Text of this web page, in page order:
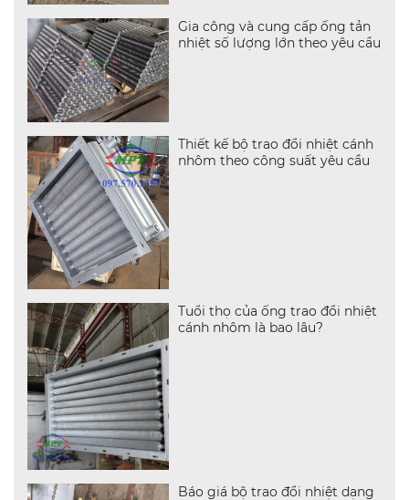
Gia công và cung cấp ống tản
nhiệt số lượng lớn theo yêu cầu
Thiết kế bộ trao đổi nhiệt cánh
nhôm theo công suất yêu cầu
Tuổi thọ của ống trao đổi nhiệt
cánh nhôm là bao lâu?
Báo giá bộ trao đổi nhiệt dạng